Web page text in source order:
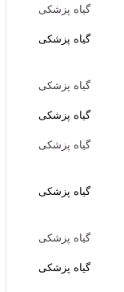
گیاه پزشکی
گیاه پزشکی
گیاه پزشکی
گیاه پزشکی
گیاه پزشکی
گیاه پزشکی
گیاه پزشکی
گیاه پزشکی